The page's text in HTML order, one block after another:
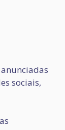
sociais,